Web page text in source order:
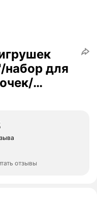
для
отзывы